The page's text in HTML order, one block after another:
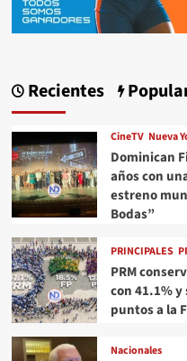
Recientes
CineTV Nueva
Dominican
años con
estreno
Bodas”
PRINCIPALES
PRM
con 41.1%
puntos a la
Nacionales